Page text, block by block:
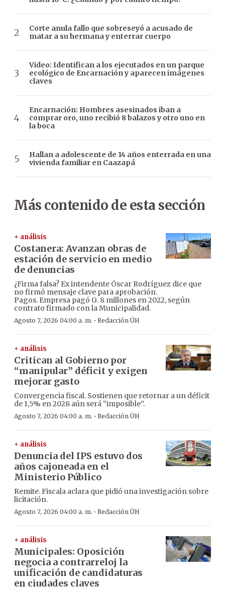
Corte anula fallo que sobreseyó a acusado de
matar a su hermana y enterrar cuerpo
Video: Identifican a los ejecutados en un parque
ecológico de Encarnación y aparecen imágenes
claves
Encarnación: Hombres asesinados iban a
comprar oro, uno recibió 8 balazos y otro uno en
la boca
Hallan a adolescente de 14 años enterrada en una
vivienda familiar en Caazapá
Más contenido de esta sección
+ análisis
Costanera: Avanzan obras de
estación de servicio en medio
de denuncias
¿Firma falsa? Ex intendente Óscar Rodríguez dice que
no firmó mensaje clave para aprobación.
Pagos. Empresa pagó G. 8 millones en 2022, según
contrato firmado con la Municipalidad.
Agosto 7, 2026 04:00 a. m. · Redacción ÚH
+ análisis
Critican al Gobierno por
“manipular” déficit y exigen
mejorar gasto
Convergencia fiscal. Sostienen que retornar a un déficit
de 1,5% en 2028 aún será “imposible”.
Agosto 7, 2026 04:00 a. m. · Redacción ÚH
+ análisis
Denuncia del IPS estuvo dos
años cajoneada en el
Ministerio Público
Remite. Fiscala aclara que pidió una investigación sobre
licitación.
Agosto 7, 2026 04:00 a. m. · Redacción ÚH
+ análisis
Municipales: Oposición
negocia a contrarreloj la
unificación de candidaturas
en ciudades claves